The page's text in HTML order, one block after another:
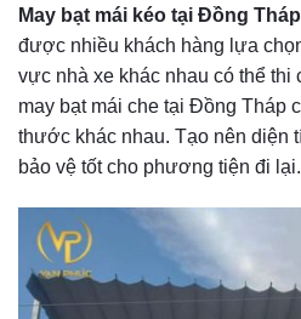
May bạt mái kéo tại Đồng Tháp
được nhiều khách hàng lựa
vực nhà xe khác nhau có thể thi
may bạt mái che tại Đồng Tháp
thước khác nhau. Tạo nên diện
bảo vệ tốt cho phương tiện đi lại.